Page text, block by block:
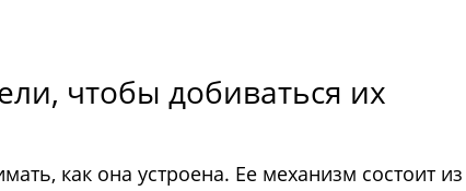
чтобы добиваться их
как она устроена. Ее механизм состоит из